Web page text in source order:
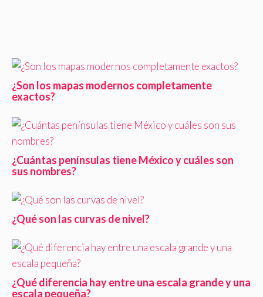
¿Son los mapas modernos completamente
exactos?
¿Cuántas penínsulas tiene México y cuáles son
sus nombres?
¿Qué son las curvas de nivel?
¿Qué diferencia hay entre una escala grande y una
escala pequeña?